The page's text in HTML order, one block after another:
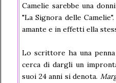
Camelie sarebbe una
"La Signora delle
amante e in effetti ella
Lo scrittore ha una
cerca di dargli un
suoi 24 anni si denota.